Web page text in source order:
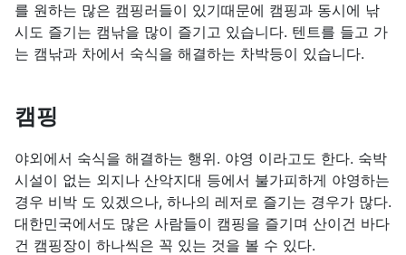
를 원하는 많은 캠핑러들이 있기때문에 캠핑과 동시에 낚
시도 즐기는 캠낚을 많이 즐기고 있습니다. 텐트를 들고 가
는 캠낚과 차에서 숙식을 해결하는 차박등이 있습니다.
캠핑
야외에서 숙식을 해결하는 행위. 야영 이라고도 한다. 숙박
시설이 없는 외지나 산악지대 등에서 불가피하게 야영하는
경우 비박 도 있겠으나, 하나의 레저로 즐기는 경우가 많다.
대한민국에서도 많은 사람들이 캠핑을 즐기며 산이건 바다
건 캠핑장이 하나씩은 꼭 있는 것을 볼 수 있다.